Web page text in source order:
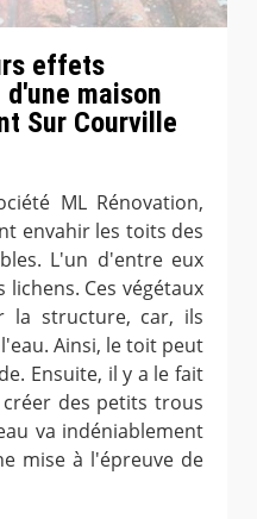
effets
maison
Sur Courville
ML Rénovation,
envahir les toits des
L'un d'entre eux
Ces végétaux
la structure, car, ils
Ainsi, le toit peut
Ensuite, il y a le fait
des petits trous
va indéniablement
mise à l'épreuve de